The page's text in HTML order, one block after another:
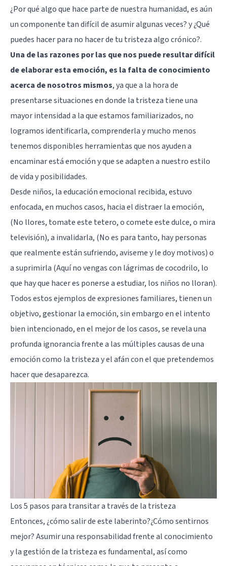
¿Por qué algo que hace parte de nuestra humanidad, es aún
un componente tan difícil de asumir algunas veces? y ¿Qué
puedes hacer para no hacer de tu tristeza algo crónico?.
Una de las razones por las que nos puede resultar difícil
de elaborar esta emoción, es la falta de conocimiento
acerca de nosotros mismos, ya que a la hora de
presentarse situaciones en donde la tristeza tiene una
mayor intensidad a la que estamos familiarizados, no
logramos identificarla, comprenderla y mucho menos
tenemos disponibles herramientas que nos ayuden a
encaminar está emoción y que se adapten a nuestro estilo
de vida y posibilidades.
Desde niños, la educación emocional recibida, estuvo
enfocada, en muchos casos, hacia el distraer la emoción,
(No llores, tomate este tetero, o comete este dulce, o mira
televisión), a invalidarla, (No es para tanto, hay personas
que realmente están sufriendo, aviseme y le doy motivos) o
a suprimirla (Aquí no vengas con lágrimas de cocodrilo, lo
que hay que hacer es ponerse a estudiar, los niños no lloran).
Todos estos ejemplos de expresiones familiares, tienen un
objetivo, gestionar la emoción, sin embargo en el intento
bien intencionado, en el mejor de los casos, se revela una
profunda ignorancia frente a las múltiples causas de una
emoción como la tristeza y el afán con el que pretendemos
hacer que desaparezca.
Los 5 pasos para transitar a través de la tristeza
Entonces, ¿cómo salir de este laberinto?¿Cómo sentirnos
mejor? Asumir una responsabilidad frente al conocimiento
y la gestión de la tristeza es fundamental, así como